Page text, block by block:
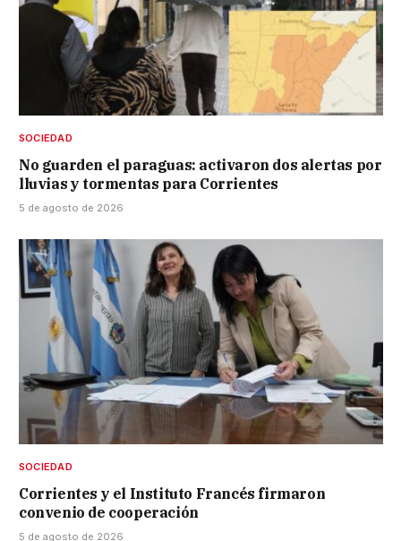
SOCIEDAD
No guarden el paraguas: activaron dos alertas por
lluvias y tormentas para Corrientes
5 de agosto de 2026
SOCIEDAD
Corrientes y el Instituto Francés firmaron
convenio de cooperación
5 de agosto de 2026